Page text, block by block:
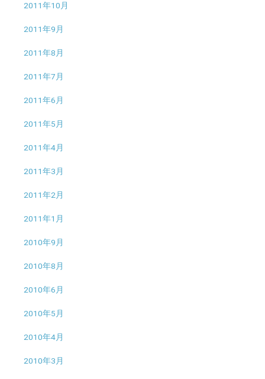
2011年10月
2011年9月
2011年8月
2011年7月
2011年6月
2011年5月
2011年4月
2011年3月
2011年2月
2011年1月
2010年9月
2010年8月
2010年6月
2010年5月
2010年4月
2010年3月